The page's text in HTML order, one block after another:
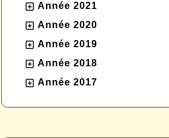
Année 2021
Année 2020
Année 2019
Année 2018
Année 2017